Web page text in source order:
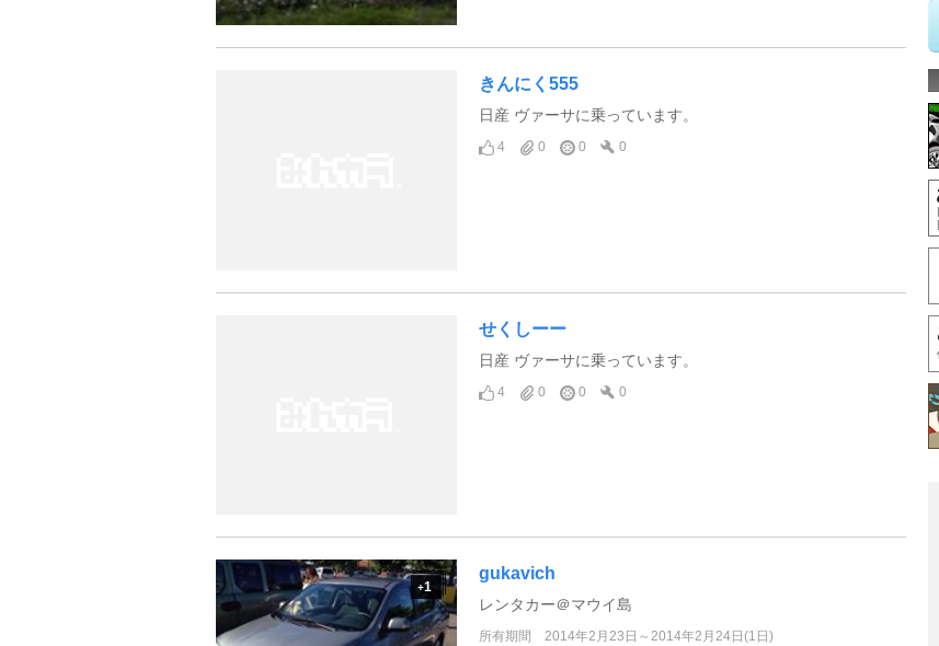
きんにく555
日産 ヴァーサに乗っています。
4 0 0 0
せくしーー
日産 ヴァーサに乗っています。
4 0 0 0
+1
gukavich
レンタカー＠マウイ島
所有期間
2014年2月23日～2014年2月24日(1日)